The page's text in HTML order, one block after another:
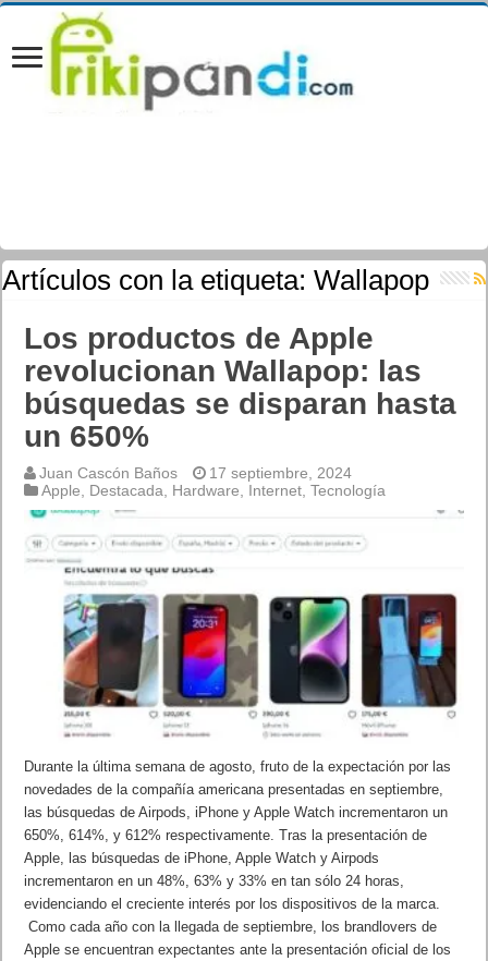
Artículos con la etiqueta:Wallapop
Los productos de Apple
revolucionan Wallapop: las
búsquedas se disparan hasta
un 650%
Juan Cascón Baños
17 septiembre, 2024
Apple
Destacada Hardware Internet ,Tecnología
Durante la última semana de agosto, fruto de la expectación por las
novedades de la compañía americana presentadas en septiembre,
las búsquedas de Airpods, iPhone y Apple Watch incrementaron un
650%, 614%, y 612% respectivamente. Tras la presentación de
Apple, las búsquedas de iPhone, Apple Watch y Airpods
incrementaron en un 48%, 63% y 33% en tan sólo 24 horas,
evidenciando el creciente interés por los dispositivos de la marca.
Como cada año con la llegada de septiembre, los brandlovers de
Apple se encuentran expectantes ante la presentación oficial de los